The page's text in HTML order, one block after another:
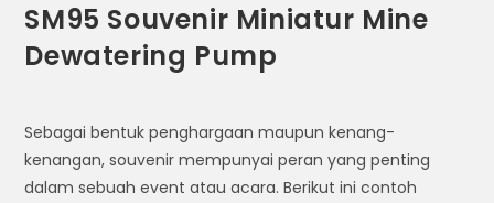
SM95 Souvenir Miniatur Mine
Dewatering Pump
Sebagai bentuk penghargaan maupun kenang-
kenangan, souvenir mempunyai peran yang penting
dalam sebuah event atau acara. Berikut ini contoh